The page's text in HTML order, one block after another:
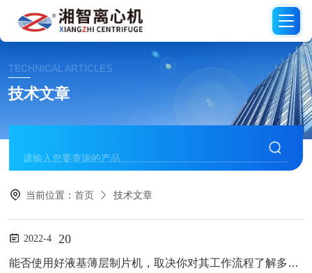
TECHNICAL ARTICLES
技术文章
当前位置：首页 技术文章
2022-4 20
能否使用好液基薄层制片机，取决你对其工作流程了解多少！